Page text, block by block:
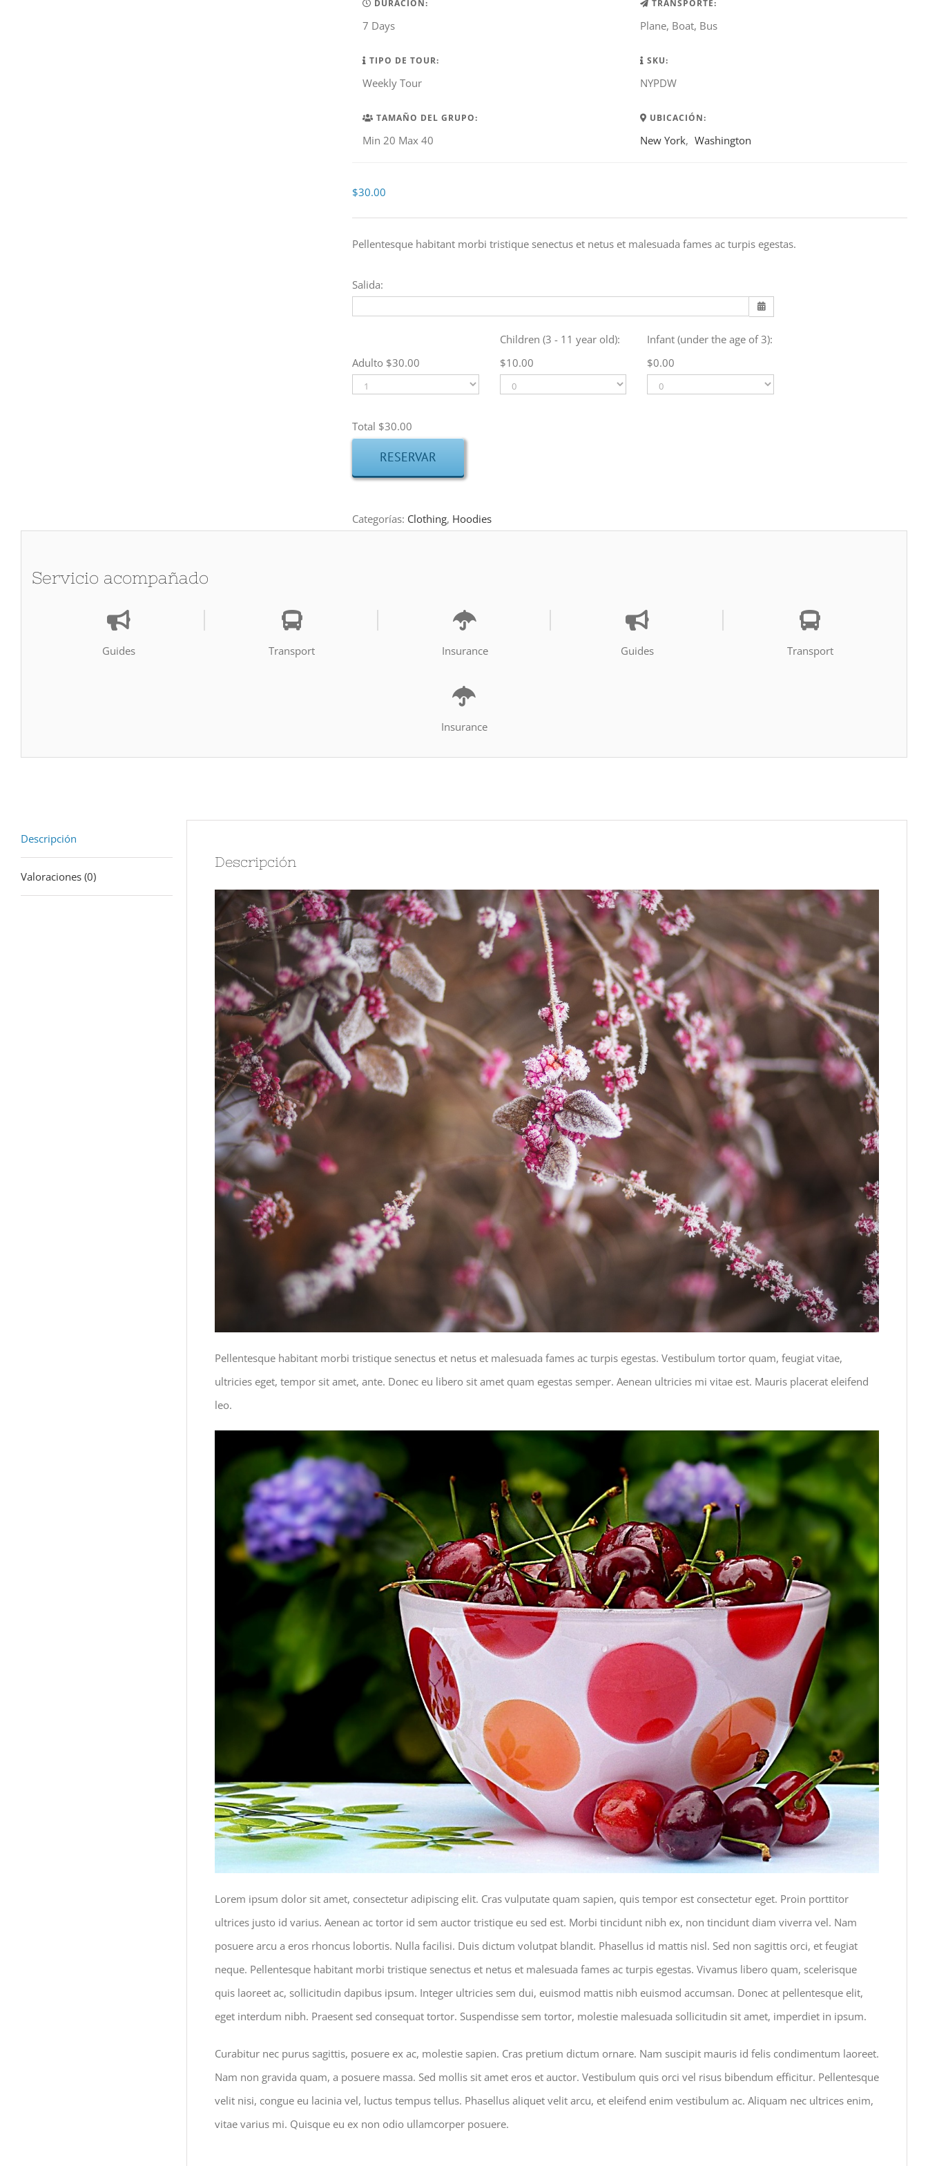
DURACIÓN:
7 Days
TRANSPORTE:
Plane, Boat, Bus
TIPO DE TOUR:
Weekly Tour
SKU:
NYPDW
TAMAÑO DEL GRUPO:
Min 20 Max 40
UBICACIÓN:
New York, Washington
$30.00
Pellentesque habitant morbi tristique senectus et netus et malesuada fames ac turpis egestas.
Salida:
27 28 29 30 31 1 2
3 4 5 6 7 8 9
17 18 19
25
Adulto $30.00
Children (3 - 11 year old):
$10.00
Infant (under the age of 3):
$0.00
Total $30.00
RESERVAR
Categorías: Clothing, Hoodies
Servicio acompañado
Guides Transport Insurance Guides Transport
Insurance
Descripción
Valoraciones (0)
Descripción
Pellentesque habitant morbi tristique senectus et netus et malesuada fames ac turpis egestas. Vestibulum tortor quam, feugiat vitae,
ultricies eget, tempor sit amet, ante. Donec eu libero sit amet quam egestas semper. Aenean ultricies mi vitae est. Mauris placerat eleifend
leo.
Lorem ipsum dolor sit amet, consectetur adipiscing elit. Cras vulputate quam sapien, quis tempor est consectetur eget. Proin porttitor
ultrices justo id varius. Aenean ac tortor id sem auctor tristique eu sed est. Morbi tincidunt nibh ex, non tincidunt diam viverra vel. Nam
posuere arcu a eros rhoncus lobortis. Nulla facilisi. Duis dictum volutpat blandit. Phasellus id mattis nisl. Sed non sagittis orci, et feugiat
neque. Pellentesque habitant morbi tristique senectus et netus et malesuada fames ac turpis egestas. Vivamus libero quam, scelerisque
quis laoreet ac, sollicitudin dapibus ipsum. Integer ultricies sem dui, euismod mattis nibh euismod accumsan. Donec at pellentesque elit,
eget interdum nibh. Praesent sed consequat tortor. Suspendisse sem tortor, molestie malesuada sollicitudin sit amet, imperdiet in ipsum.
Curabitur nec purus sagittis, posuere ex ac, molestie sapien. Cras pretium dictum ornare. Nam suscipit mauris id felis condimentum laoreet.
Nam non gravida quam, a posuere massa. Sed mollis sit amet eros et auctor. Vestibulum quis orci vel risus bibendum efficitur. Pellentesque
velit nisi, congue eu lacinia vel, luctus tempus tellus. Phasellus aliquet velit arcu, et eleifend enim vestibulum ac. Aliquam nec ultrices enim,
vitae varius mi. Quisque eu ex non odio ullamcorper posuere.